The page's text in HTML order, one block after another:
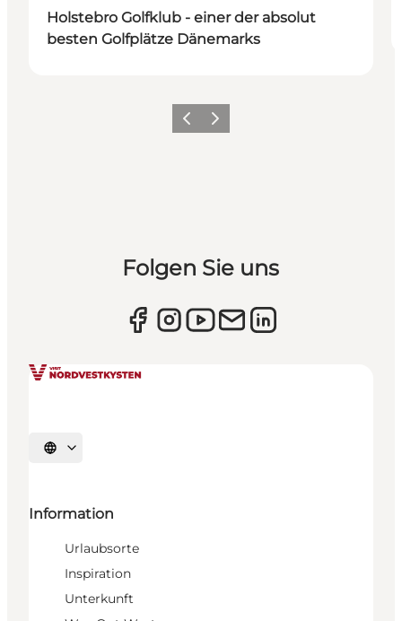
Holstebro Golfklub - einer der absolut
besten Golfplätze Dänemarks
ZurückWeiter
Folgen Sie uns
Sprache auswählen
Information
Urlaubsorte
Inspiration
Unterkunft